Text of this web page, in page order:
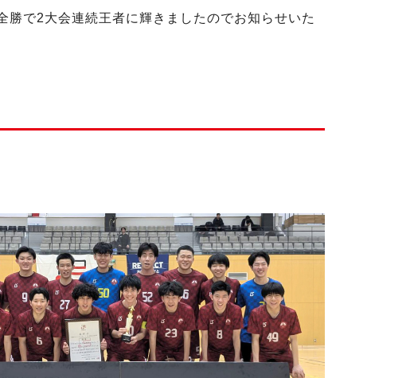
で2大会連続王者に輝きましたのでお知らせいた